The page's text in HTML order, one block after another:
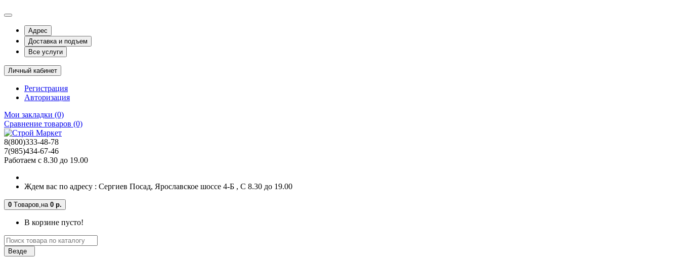
Адрес
Доставка и подъем
Все услуги
Личный кабинет
Регистрация
Авторизация
Мои закладки (0)
Сравнение товаров (0)
8(800)333-48-78
7(985)434-67-46
Работаем с 8.30 до 19.00
Ждем вас по адресу : Сергиев Посад, Ярославское шоссе 4-Б , С 8.30 до 19.00
0 Tоваров,на 0 р.
В корзине пусто!
Везде